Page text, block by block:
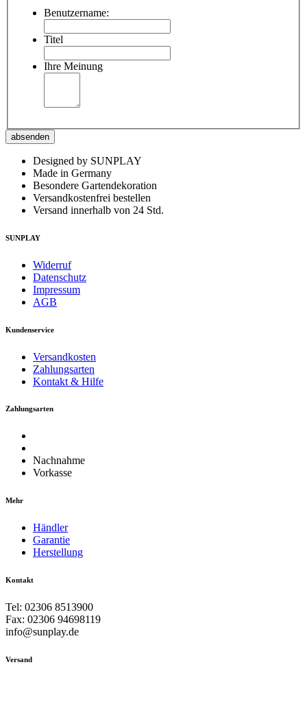
Benutzername:
Titel
Ihre Meinung
absenden
Designed by SUNPLAY
Made in Germany
Besondere Gartendekoration
Versandkostenfrei bestellen
Versand innerhalb von 24 Std.
SUNPLAY
Widerruf
Datenschutz
Impressum
AGB
Kundenservice
Versandkosten
Zahlungsarten
Kontakt & Hilfe
Zahlungsarten
Nachnahme
Vorkasse
Mehr
Händler
Garantie
Herstellung
Kontakt
Tel: 02306 8513900
Fax: 02306 94698119
info@sunplay.de
Versand